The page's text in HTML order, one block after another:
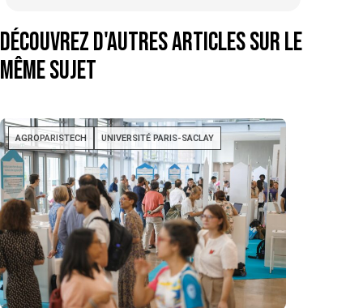
Découvrez d'autres articles sur le
même sujet
AGROPARISTECH UNIVERSITÉ PARIS-SACLAY